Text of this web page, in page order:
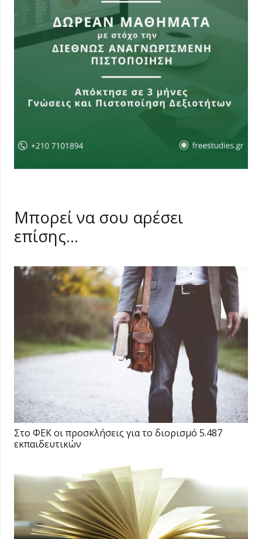
Μπορεί να σου αρέσει
επίσης…
Στο ΦΕΚ οι προσκλήσεις για το διορισμό 5.487
εκπαιδευτικών